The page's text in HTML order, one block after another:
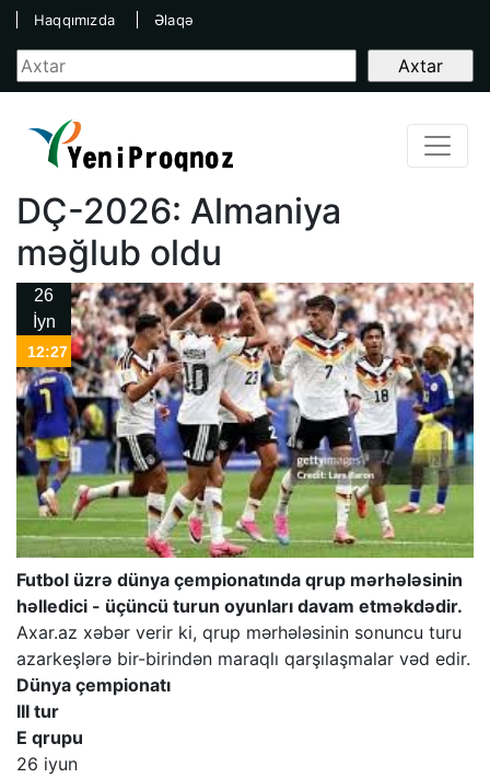
Haqqımızda Əlaqə
DÇ-2026: Almaniya
məğlub oldu
26
İyn
12:27
Futbol üzrə dünya çempionatında qrup mərhələsinin
həlledici - üçüncü turun oyunları davam etməkdədir.
Axar.az xəbər verir ki, qrup mərhələsinin sonuncu turu
azarkeşlərə bir-birindən maraqlı qarşılaşmalar vəd edir.
Dünya çempionatı
III tur
E qrupu
26 iyun